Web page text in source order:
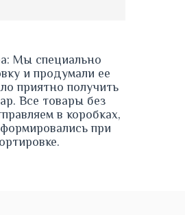
Мы специально
и продумали ее
приятно получить
Все товары без
в коробках,
при